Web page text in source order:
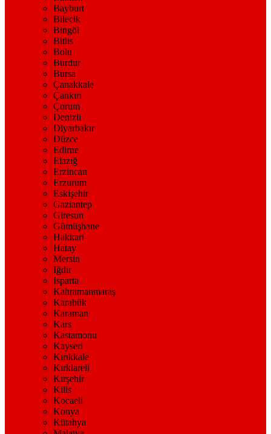
Bayburt
Bilecik
Bingöl
Bitlis
Bolu
Burdur
Bursa
Çanakkale
Çankırı
Çorum
Denizli
Diyarbakır
Düzce
Edirne
Elazığ
Erzincan
Erzurum
Eskişehir
Gaziantep
Giresun
Gümüşhane
Hakkari
Hatay
Mersin
Iğdır
Isparta
Kahramanmaraş
Karabük
Karaman
Kars
Kastamonu
Kayseri
Kırıkkale
Kırklareli
Kırşehir
Kilis
Kocaeli
Konya
Kütahya